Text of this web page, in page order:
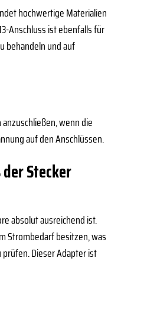
hochwertige Materialien
Anschluss ist ebenfalls für
behandeln und auf
wenn die
auf den Anschlüssen.
Stecker
absolut ausreichend ist.
Strombedarf besitzen, was
Dieser Adapter ist